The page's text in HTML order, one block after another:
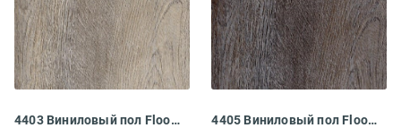
4403 Виниловый пол Floorwood Unit Дуб Фолио 4405 Виниловый пол Floorwood Unit Дуб Хьюмер